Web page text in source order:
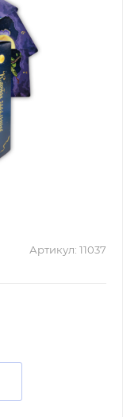
Артикул: 11037